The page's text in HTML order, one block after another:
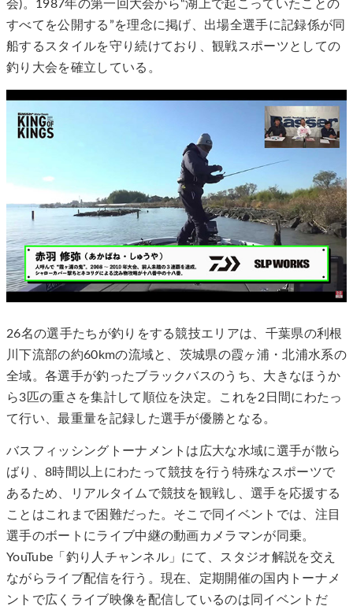
会)。1987年の第⼀回⼤会から“湖上で起こっていたことの
すべてを公開する”を理念に掲げ、出場全選⼿に記録係が同
船するスタイルを守り続けており、観戦スポーツとしての
釣り大会を確立している。
26名の選手たちが釣りをする競技エリアは、千葉県の利根
川下流部の約60kmの流域と、茨城県の霞ヶ浦・北浦水系の
全域。各選手が釣ったブラックバスのうち、大きなほうか
ら3匹の重さを集計して順位を決定。これを2⽇間にわたっ
て行い、最重量を記録した選手が優勝となる。
バスフィッシングトーナメントは広大な水域に選手が散ら
ばり、8時間以上にわたって競技を行う特殊なスポーツで
あるため、リアルタイムで競技を観戦し、選手を応援する
ことはこれまで困難だった。そこで同イベントでは、注目
選手のボートにライブ中継の動画カメラマンが同乗。
YouTube「釣り人チャンネル」にて、スタジオ解説を交え
ながらライブ配信を行う。現在、定期開催の国内トーナメ
ントで広くライブ映像を配信しているのは同イベントだ